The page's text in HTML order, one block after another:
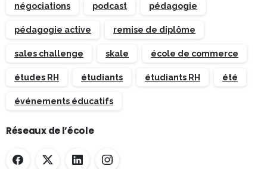
négociations podcast pédagogie
pédagogie active remise de diplôme
sales challenge skale école de commerce
études RH étudiants étudiants RH été
événements éducatifs
Réseaux de l’école